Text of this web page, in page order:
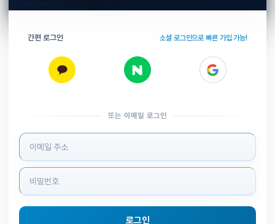
간편 로그인 소셜 로그인으로 빠른 가입 가능!
또는 이메일 로그인
로그인 정보 입력
로그인